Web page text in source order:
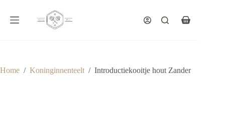
Winkelwagen
Home / Koninginnenteelt / Introductiekooitje hout Zander